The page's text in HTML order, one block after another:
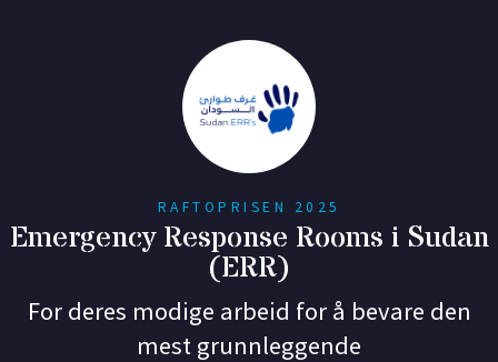
RAFTOPRISEN 2025
Emergency Response Rooms i Sudan
(ERR)
For deres modige arbeid for å bevare den
mest grunnleggende